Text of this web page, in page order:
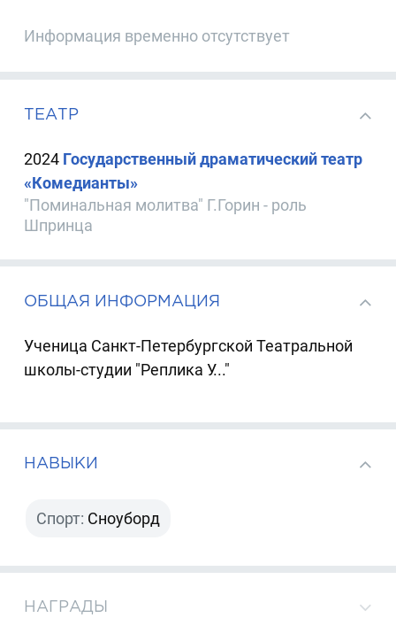
Информация временно отсутствует
ТЕАТР
2024 Государственный драматический театр
«Комедианты»
"Поминальная молитва" Г.Горин - роль
Шпринца
ОБЩАЯ ИНФОРМАЦИЯ
Ученица Санкт-Петербургской Театральной
школы-студии "Реплика У..."
НАВЫКИ
Спорт: Сноуборд
НАГРАДЫ